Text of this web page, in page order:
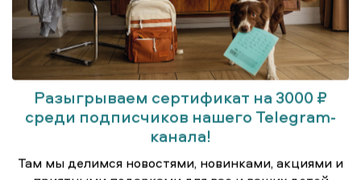
Разыгрываем сертификат на 3000 ₽
среди подписчиков нашего Telegram-
канала!
Там мы делимся новостями, новинками, акциями и